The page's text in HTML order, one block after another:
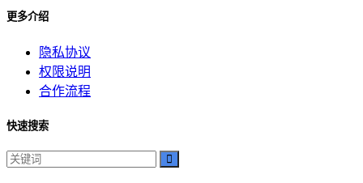
更多介绍
隐私协议
权限说明
合作流程
快速搜索